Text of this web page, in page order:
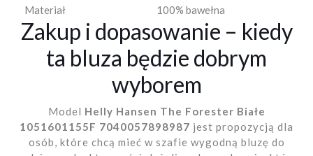
Materiał
100% bawełna
Zakup i dopasowanie – kiedy
ta bluza będzie dobrym
wyborem
Model Helly Hansen The Forester Białe
1051601155F 7040057898987 jest propozycją dla
osób, które chcą mieć w szafie wygodną bluzę do